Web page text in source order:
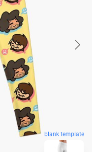
blank template